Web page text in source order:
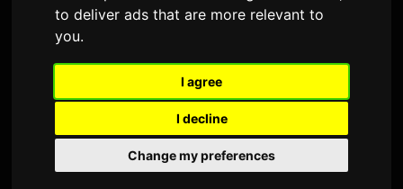
to deliver ads that are more relevant to
you.
I agree
I decline
Change my preferences
OlehSam
Diterjemahkan dari Bahasa Inggris
1,613 tampilan
Band "hardcore J-Pop" asal Tokyo, the